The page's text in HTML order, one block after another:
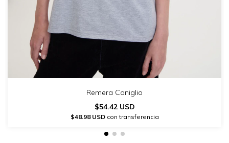
Remera Coniglio
$54.42 USD
$48.98 USDcon transferencia